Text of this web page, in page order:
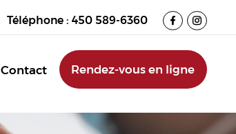
Téléphone :450 589-6360
Contact Rendez-vous en ligne